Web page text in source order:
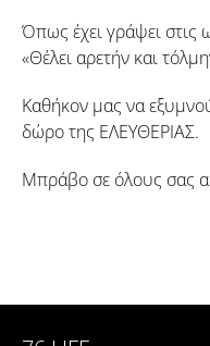
Όπως έχει γράψει στις
«Θέλει αρετήν και
Καθήκον μας να
δώρο της ΕΛΕΥΘΕΡΙΑΣ.
Μπράβο σε όλους σας